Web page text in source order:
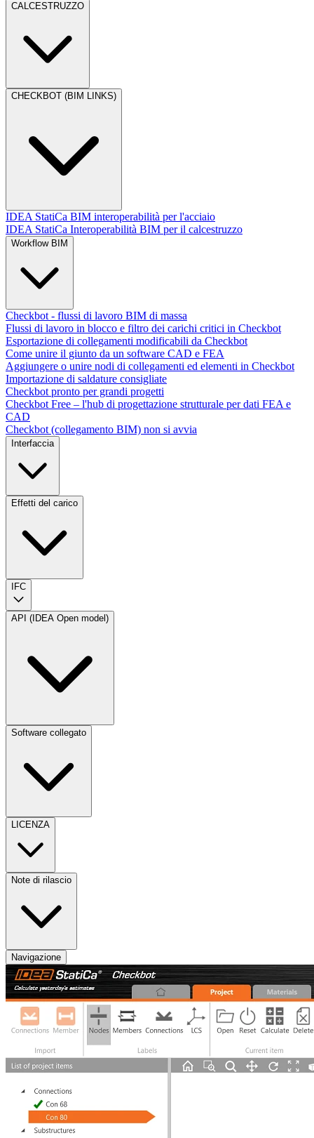
CALCESTRUZZO
CHECKBOT (BIM LINKS)
IDEA StatiCa BIM interoperabilità per l'acciaio
IDEA StatiCa Interoperabilità BIM per il calcestruzzo
Workflow BIM
Checkbot - flussi di lavoro BIM di massa
Flussi di lavoro in blocco e filtro dei carichi critici in Checkbot
Esportazione di collegamenti modificabili da Checkbot
Come unire il giunto da un software CAD e FEA
Aggiungere o unire nodi di collegamenti ed elementi in Checkbot
Importazione di saldature consigliate
Checkbot pronto per grandi progetti
Checkbot Free – l'hub di progettazione strutturale per dati FEA e
CAD
Checkbot (collegamento BIM) non si avvia
Interfaccia
Effetti del carico
IFC
API (IDEA Open model)
Software collegato
LICENZA
Note di rilascio
Navigazione